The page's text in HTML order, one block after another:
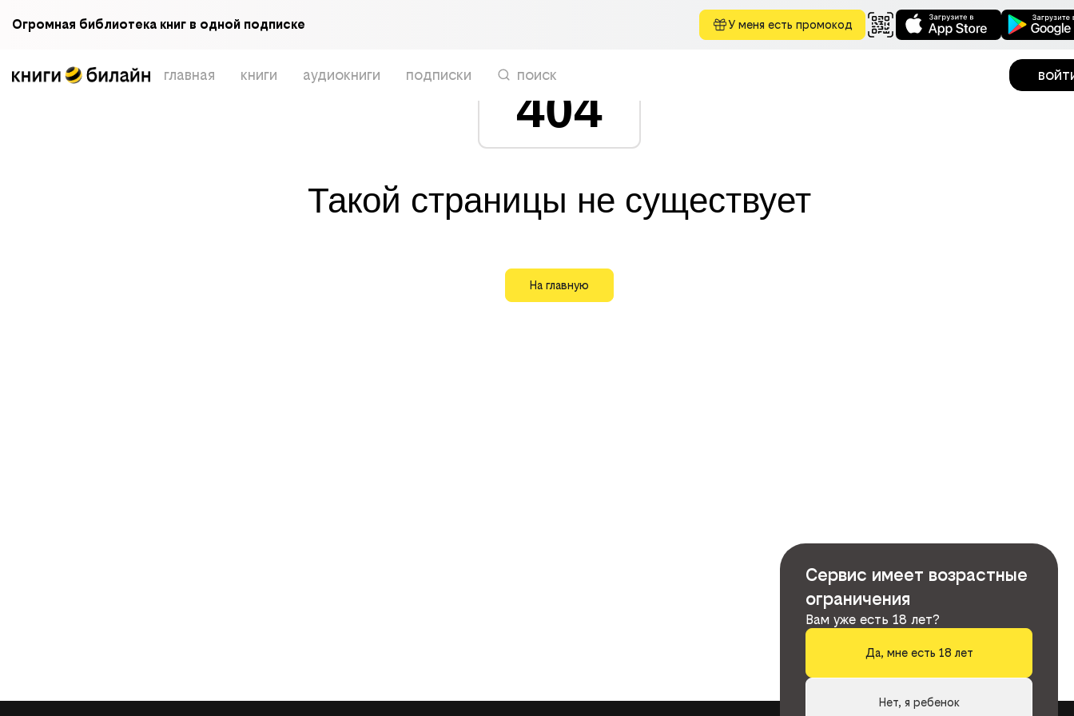
Огромная библиотека книг в одной подписке У меня есть промокод
главная книги аудиокниги подписки поиск
404
Такой страницы не существует
На главную
Сервис имеет возрастные
ограничения
Вам уже есть 18 лет?
Да, мне есть 18 лет
Нет, я ребенок